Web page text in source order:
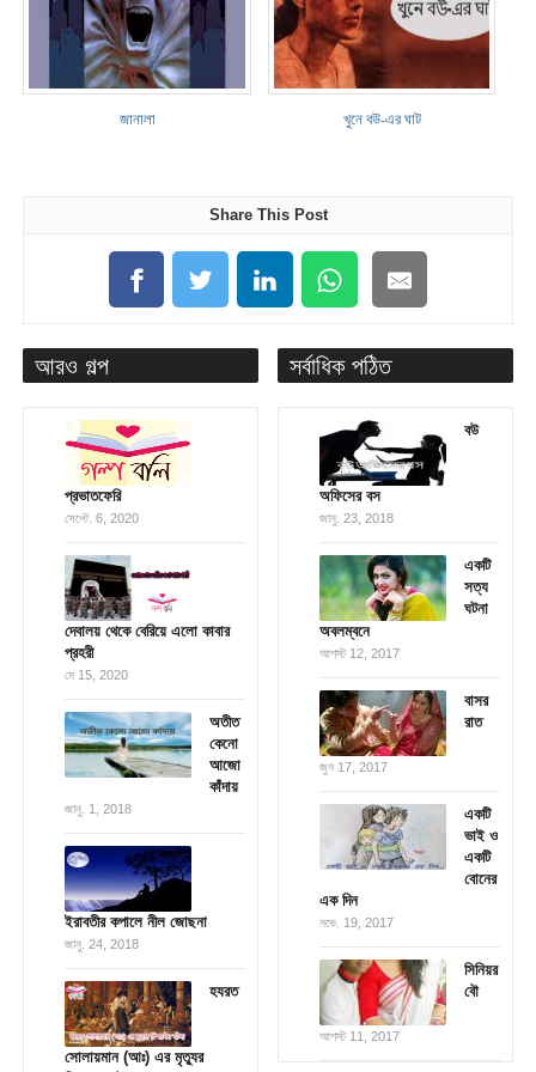
জানালা খুনে বউ-এর ঘাট
Share This Post
আরও গল্প
প্রভাতফেরি
সেপ্টে. 6, 2020
দেবালয় থেকে বেরিয়ে এলো কাবার
প্রহরী
মে 15, 2020
অতীত
কেনো
আজো
কাঁদায়
জানু. 1, 2018
ইরাবতীর কপালে নীল জোছনা
জানু. 24, 2018
হযরত
সোলায়মান (আঃ) এর মৃত্যুর
সর্বাধিক পঠিত
বউ
অফিসের বস
জানু. 23, 2018
একটি
সত্য
ঘটনা
অবলম্বনে
আগস্ট 12, 2017
বাসর
রাত
জুন 17, 2017
একটি
ভাই ও
একটি
বোনের
এক দিন
নভে. 19, 2017
সিনিয়র
বৌ
আগস্ট 11, 2017